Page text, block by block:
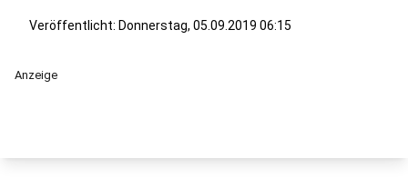
Veröffentlicht: Donnerstag, 05.09.2019 06:15
Anzeige